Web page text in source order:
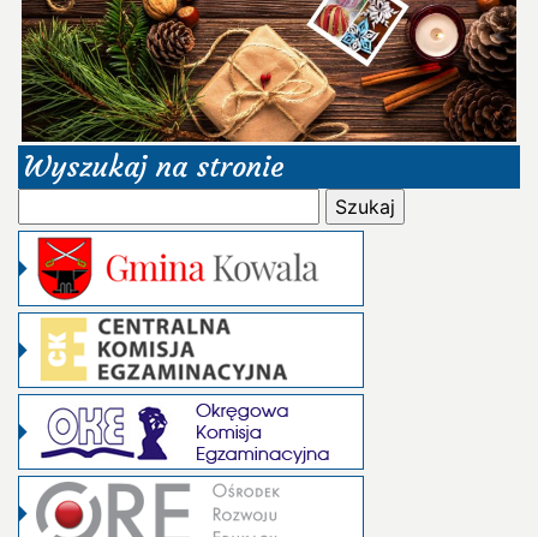
Wyszukaj na stronie